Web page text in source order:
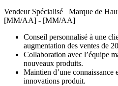
Vendeur Spécialisé Marque de
[MM/AA] - [MM/AA]
Conseil personnalisé à une
augmentation des ventes de
Collaboration avec l’équipe
nouveaux produits.
Maintien d’une connaissance
innovations produit.